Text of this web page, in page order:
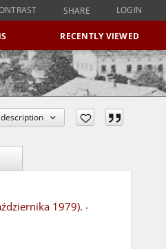
SHARE LOGIN
RECENTLY VIEWED
1979). -